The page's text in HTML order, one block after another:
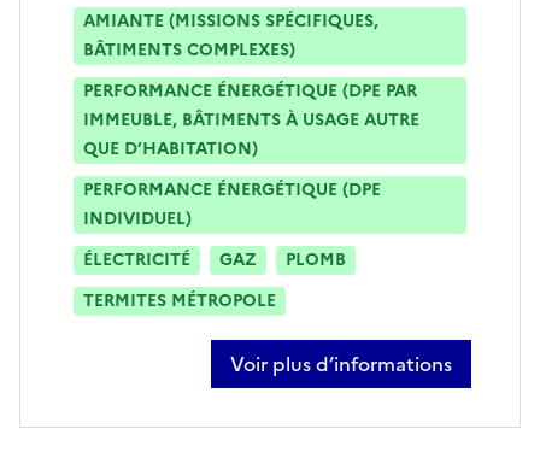
AMIANTE (MISSIONS SPÉCIFIQUES,
BÂTIMENTS COMPLEXES)
PERFORMANCE ÉNERGÉTIQUE (DPE PAR
IMMEUBLE, BÂTIMENTS À USAGE AUTRE
QUE D’HABITATION)
PERFORMANCE ÉNERGÉTIQUE (DPE
INDIVIDUEL)
ÉLECTRICITÉ
GAZ
PLOMB
TERMITES MÉTROPOLE
Voir plus d’informations
sur jacques lecoupeau